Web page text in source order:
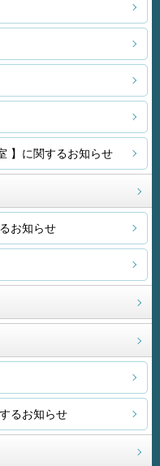
】に関するお知らせ
お知らせ
るお知らせ